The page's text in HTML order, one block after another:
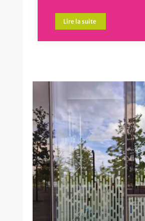
Lire la suite